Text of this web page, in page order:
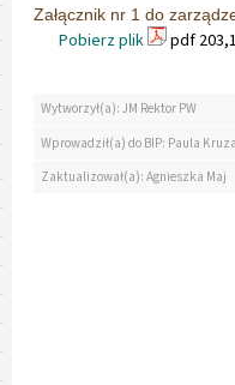
Załącznik nr 1 do
Pobierz plik pdf
Wytworzył(a): JM Rektor PW
Wprowadził(a) do BIP: Paula
Zaktualizował(a): Agnieszka Maj